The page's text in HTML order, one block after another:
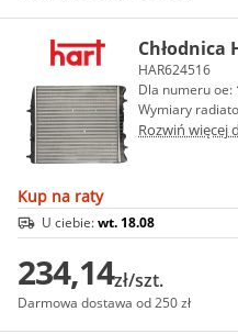
Chłodnica
HAR624516
Dla numeru oe:
Wymiary
Rozwiń więcej
Kup na raty
U ciebie:wt. 18.08
234,14zł/szt.
Darmowa dostawa od 250 zł